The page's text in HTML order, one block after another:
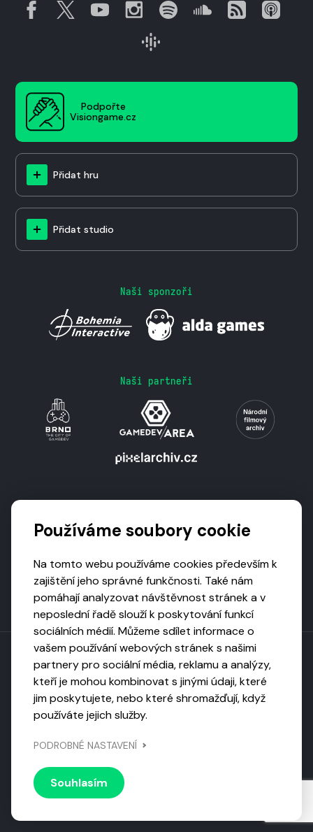
Podpořte
Visiongame.cz
Přidat hru
Přidat studio
Naši sponzoři
Naši partneři
Toto dílo podléhá licenci CC BY-NC-ND
Uveďte původ, neužívejte komerčně, nezpracovávejte.
Národní knihovnou ČR
© 2026 Visiongame. Všechna práva vyhrazena.
ochrany soukromí
Používáme soubory cookie
Na tomto webu používáme cookies především k
zajištění jeho správné funkčnosti. Také nám
pomáhají analyzovat návštěvnost stránek a v
neposlední řadě slouží k poskytování funkcí
sociálních médií. Můžeme sdílet informace o
vašem používání webových stránek s našimi
partnery pro sociální média, reklamu a analýzy,
kteří je mohou kombinovat s jinými údaji, které
jim poskytujete, nebo které shromažďují, když
používáte jejich služby.
PODROBNÉ NASTAVENÍ
Souhlasím